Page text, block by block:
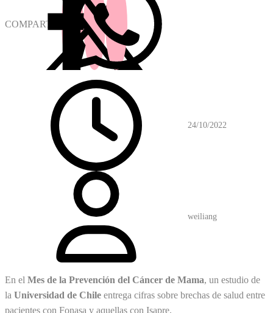
COMPARTIR
24/10/2022
weiliang
En el Mes de la Prevención del Cáncer de Mama, un estudio de
la Universidad de Chile entrega cifras sobre brechas de salud entre
pacientes con Fonasa y aquellas con Isapre.